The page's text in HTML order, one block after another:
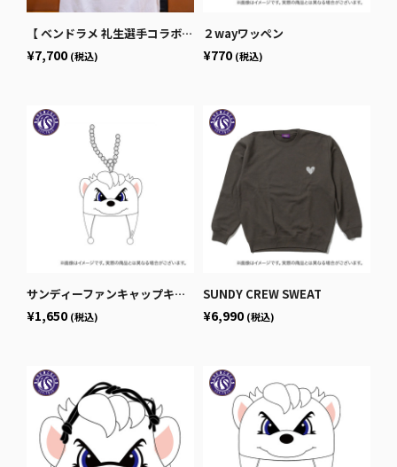
【 ベンドラメ 礼生選手コラボ】No.9 LONG SLEEVE
¥7,700 (税込)
２wayワッペン
¥770 (税込)
サンディーファンキャップキーホルダー
¥1,650 (税込)
SUNDY CREW SWEAT
¥6,990 (税込)